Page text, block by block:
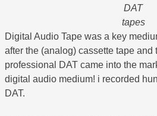
DAT
tapes
Digital Audio Tape was a key
after the (analog) cassette tape and
professional DAT came into the
digital audio medium! i recorded
DAT.